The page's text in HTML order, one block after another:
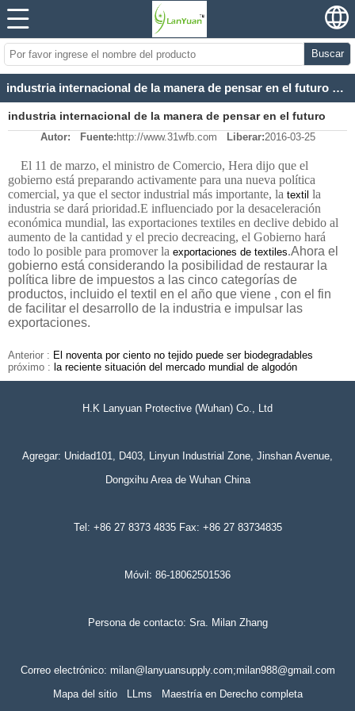
Buscar
industria internacional de la manera de pensar en el futuro patrón no tejido de mercado
industria internacional de la manera de pensar en el futuro
patrón no tejido de mercado
Autor: Fuente: http://www.31wfb.com Liberar:2016-03-25
El 11 de marzo, el ministro de Comercio, Hera dijo que el
gobierno está preparando activamente para una nueva política
comercial, ya que el sector industrial más importante, la textil la
industria se dará prioridad.E influenciado por la desaceleración
económica mundial, las exportaciones textiles en declive debido al
aumento de la cantidad y el precio decreacing, el Gobierno hará
todo lo posible para promover la exportaciones de textiles.Ahora el
gobierno está considerando la posibilidad de restaurar la
política libre de impuestos a las cinco categorías de
productos, incluido el textil en el año que viene , con el fin
de facilitar el desarrollo de la industria e impulsar las
exportaciones.
Anterior : El noventa por ciento no tejido puede ser biodegradables
próximo : la reciente situación del mercado mundial de algodón
H.K Lanyuan Protective (Wuhan) Co., Ltd
Agregar: Unidad101, D403, Linyun Industrial Zone, Jinshan Avenue,
Dongxihu Area de Wuhan China
Tel: +86 27 8373 4835 Fax: +86 27 83734835
Móvil: 86-18062501536
Persona de contacto: Sra. Milan Zhang
Correo electrónico: milan@lanyuansupply.com;milan988@gmail.com
Mapa del sitio
LLms Maestría en Derecho completa